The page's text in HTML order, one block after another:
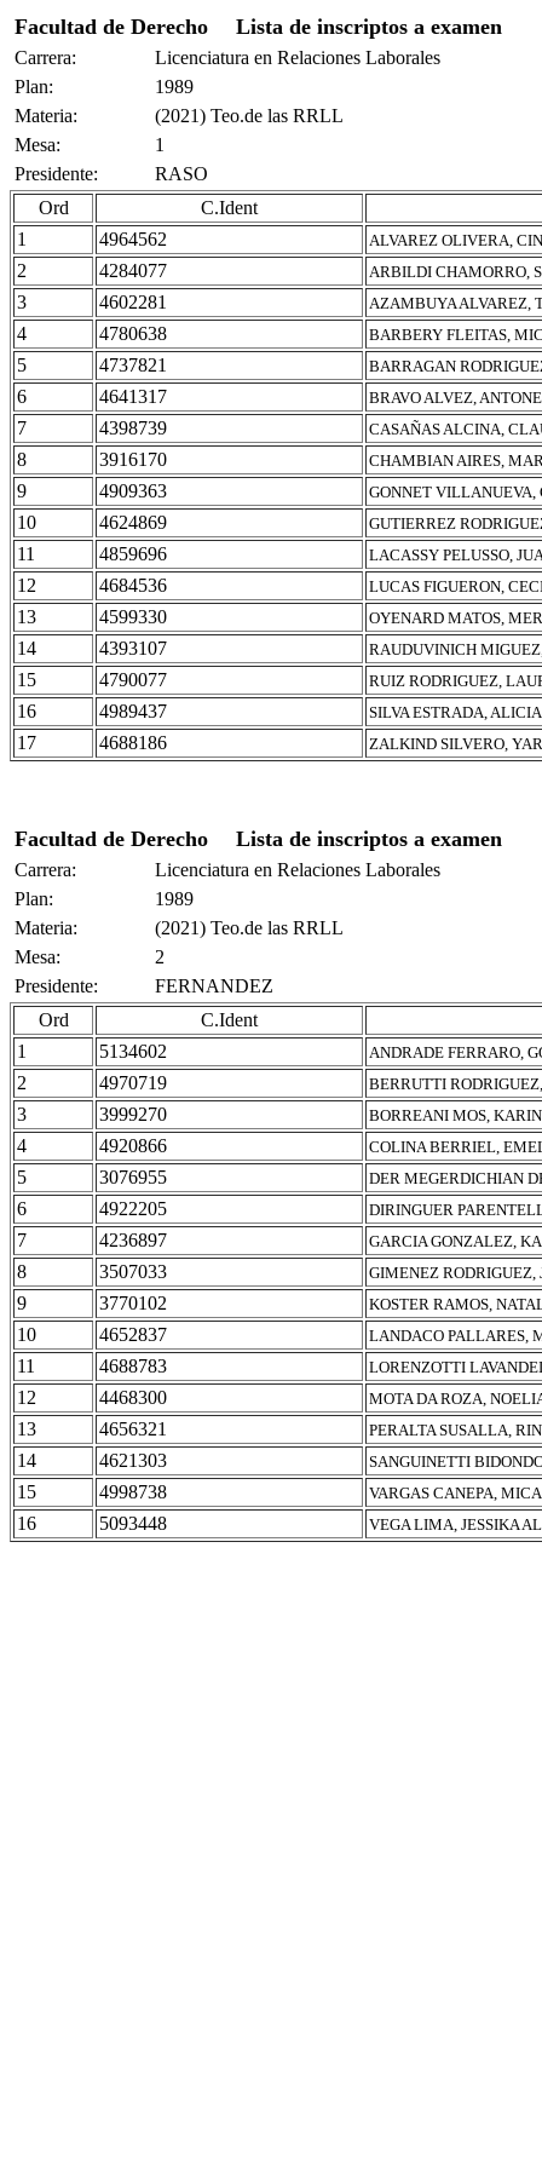
Facultad de Derecho Lista de inscriptos a examen
Carrera:
Licenciatura en Relaciones Laborales
Plan:
1989
Materia:
(2021) Teo.de las RRLL
Mesa:
1
Presidente:
RASO
Ord
C.Ident
1
4964562 ALVAREZ OLIVERA,
2 4284077 ARBILDI CHAMORRO,
3 4602281 AZAMBUYA ALVAREZ,
4 4780638 BARBERY FLEITAS,
5 4737821 BARRAGAN
6 4641317 BRAVO ALVEZ,
7 4398739 CASAÑAS ALCINA,
8 3916170 CHAMBIAN AIRES,
9 4909363 GONNET
10 4624869 GUTIERREZ
11 4859696 LACASSY PELUSSO,
12 4684536 LUCAS FIGUERON,
13 4599330 OYENARD MATOS,
14 4393107 RAUDUVINICH
15 4790077 RUIZ RODRIGUEZ,
16 4989437 SILVA ESTRADA,
17 4688186 ZALKIND SILVERO,
Facultad de Derecho Lista de inscriptos a examen
Carrera:
Licenciatura en Relaciones Laborales
Plan:
1989
Materia:
(2021) Teo.de las RRLL
Mesa:
2
Presidente:
FERNANDEZ
Ord
C.Ident
1
5134602 ANDRADE FERRARO,
2 4970719 BERRUTTI
3 3999270 BORREANI MOS,
4 4920866 COLINA BERRIEL,
5 3076955 DER MEGERDICHIAN
6 4922205 DIRINGUER
7 4236897 GARCIA GONZALEZ,
8 3507033 GIMENEZ RODRIGUEZ,
9 3770102 KOSTER RAMOS,
10 4652837 LANDACO PALLARES,
11 4688783 LORENZOTTI
12 4468300 MOTA DA ROZA,
13 4656321 PERALTA SUSALLA,
14 4621303 SANGUINETTI
15 4998738 VARGAS CANEPA,
16 5093448 VEGA LIMA, JESSIKA